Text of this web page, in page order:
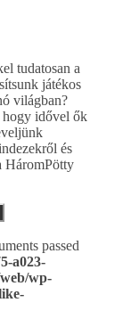
tudatosan a
játékos
világban?
idővel ők
és
HáromPötty
passed
a023-
wp-